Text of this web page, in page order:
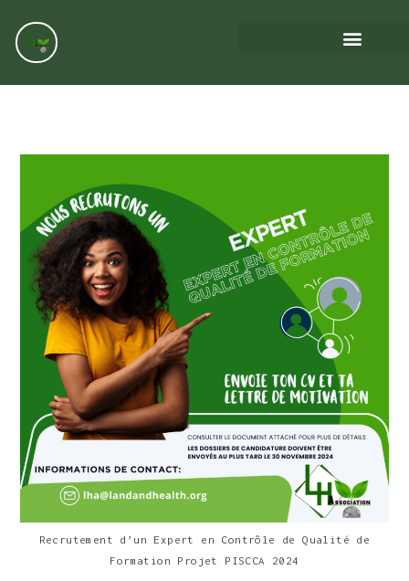
Recrutement d’un Expert en Contrôle de Qualité de
Formation Projet PISCCA 2024